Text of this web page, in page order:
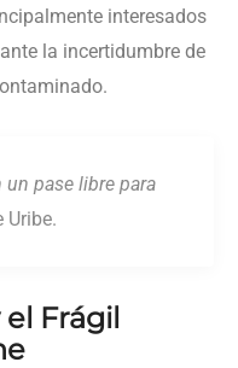
interesados
la incertidumbre de
un pase libre para
Uribe.
Frágil